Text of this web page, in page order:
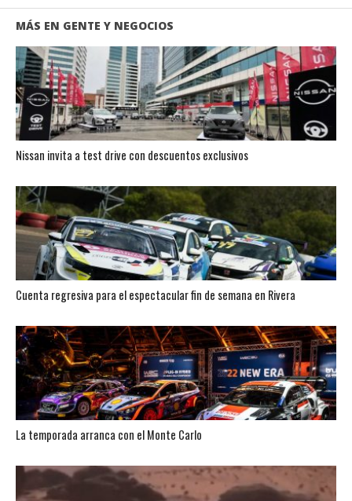
MÁS EN GENTE Y NEGOCIOS
Nissan invita a test drive con descuentos exclusivos
Cuenta regresiva para el espectacular fin de semana en Rivera
La temporada arranca con el Monte Carlo